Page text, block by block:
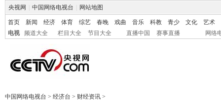
央视网 中国网络电视台 网站地图
首页 新闻 经济 体育 综艺 春晚 戏曲 音乐 科教 青少 文化
艺术
电视
频道大全 栏目大全 节目大全 直播中国 赛事直播 网络
中国网络电视台 > 经济台 > 财经资讯 >